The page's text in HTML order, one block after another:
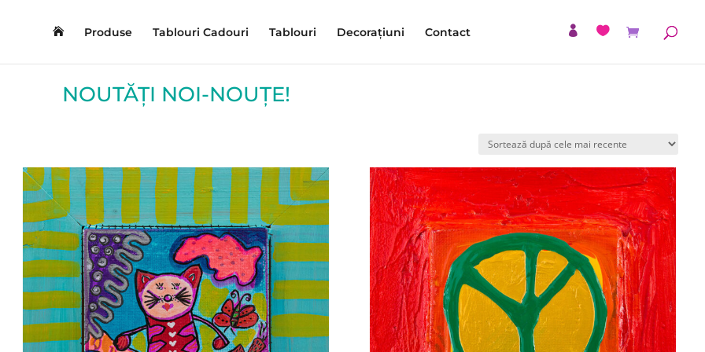
Produse Tablouri Cadouri Tablouri Decorațiuni Contact
NOUTĂȚI NOI-NOUȚE!